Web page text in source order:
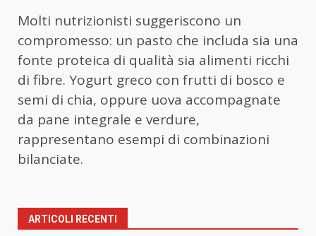
Molti nutrizionisti suggeriscono un
compromesso: un pasto che includa sia una
fonte proteica di qualità sia alimenti ricchi
di fibre. Yogurt greco con frutti di bosco e
semi di chia, oppure uova accompagnate
da pane integrale e verdure,
rappresentano esempi di combinazioni
bilanciate.
ARTICOLI RECENTI